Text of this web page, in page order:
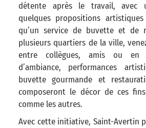
détente après le travail, avec
quelques propositions
qu’un service de buvette et de
plusieurs quartiers de la ville,
entre collègues, amis ou en
d’ambiance, performances
buvette gourmande et
composeront le décor de ces
comme les autres.
Avec cette initiative, Saint-Avertin